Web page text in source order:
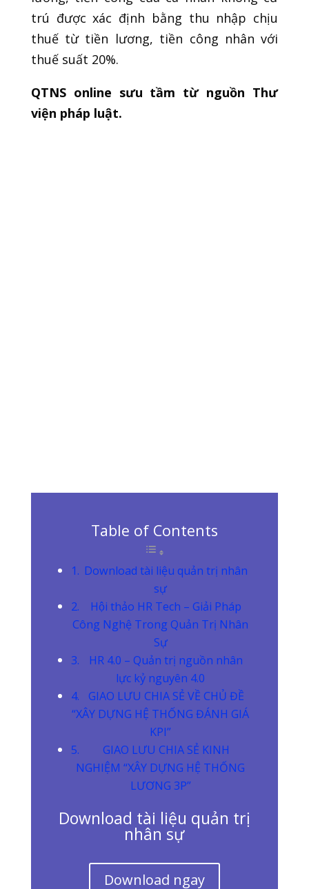
trú được xác định bằng thu nhập chịu
thuế từ tiền lương, tiền công nhân với
thuế suất 20%.
QTNS online sưu tầm từ nguồn Thư
viện pháp luật.
Table of Contents
Download tài liệu quản trị nhân
sự
Hội thảo HR Tech – Giải Pháp
Công Nghệ Trong Quản Trị Nhân
Sự
HR 4.0 – Quản trị nguồn nhân
lực kỷ nguyên 4.0
GIAO LƯU CHIA SẺ VỀ CHỦ ĐỀ
“XÂY DỰNG HỆ THỐNG ĐÁNH GIÁ
KPI”
GIAO LƯU CHIA SẺ KINH
NGHIỆM “XÂY DỰNG HỆ THỐNG
LƯƠNG 3P”
Download tài liệu quản trị
nhân sự
Download ngay